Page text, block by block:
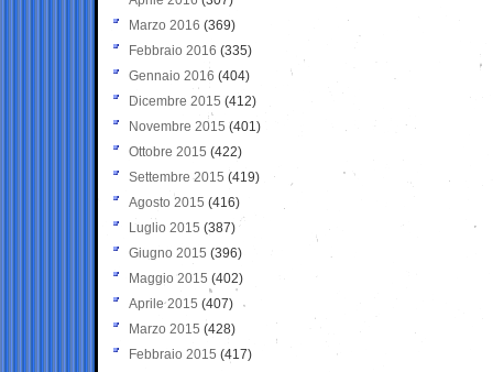
Marzo 2016 (369)
Febbraio 2016 (335)
Gennaio 2016 (404)
Dicembre 2015 (412)
Novembre 2015 (401)
Ottobre 2015 (422)
Settembre 2015 (419)
Agosto 2015 (416)
Luglio 2015 (387)
Giugno 2015 (396)
Maggio 2015 (402)
Aprile 2015 (407)
Marzo 2015 (428)
Febbraio 2015 (417)